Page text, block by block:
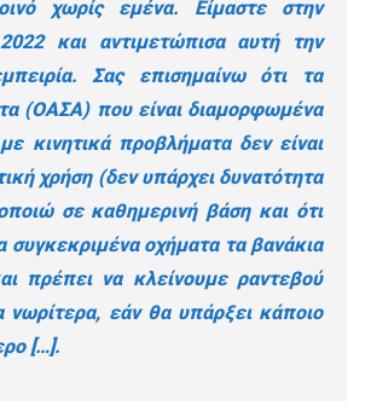
χωρίς εμένα. Είμαστε στην
και αντιμετώπισα αυτή την
Σας επισημαίνω ότι τα
(ΟΑΣΑ) που είναι διαμορφωμένα
κινητικά προβλήματα δεν είναι
χρήση (δεν υπάρχει δυνατότητα
σε καθημερινή βάση και ότι
οχήματα τα βανάκια
πρέπει να κλείνουμε ραντεβού
νωρίτερα, εάν θα υπάρξει κάποιο
[…].